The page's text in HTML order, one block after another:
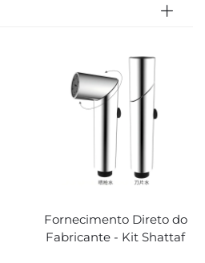
Fornecimento Direto do
Fabricante - Kit Shattaf